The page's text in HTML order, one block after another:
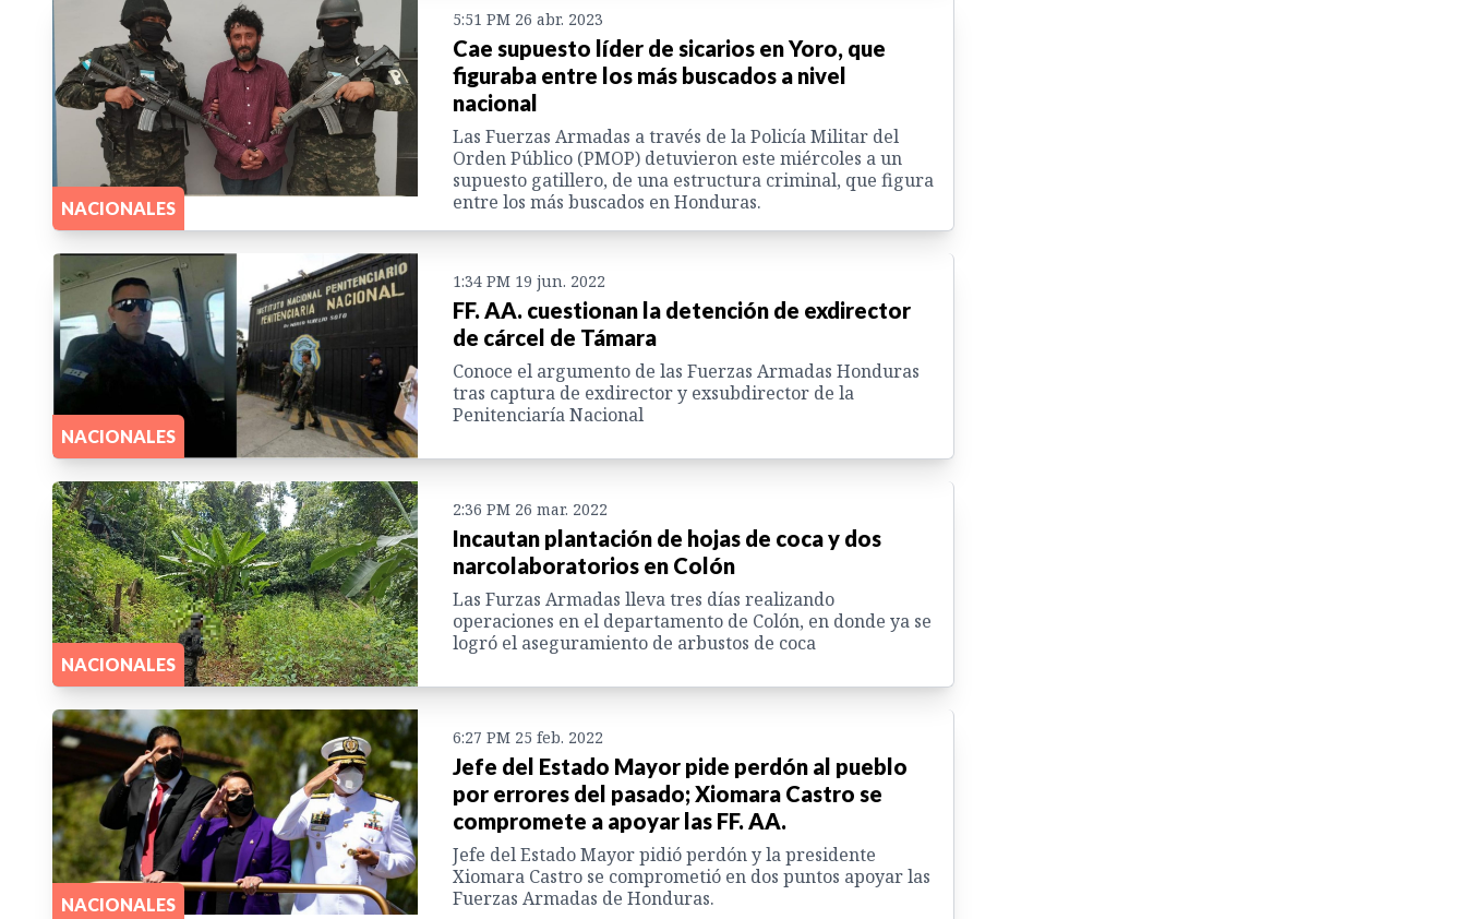
NACIONALES
5:51 PM 26 abr. 2023
Cae supuesto líder de sicarios en Yoro, que
figuraba entre los más buscados a nivel
nacional
Las Fuerzas Armadas a través de la Policía Militar del
Orden Público (PMOP) detuvieron este miércoles a un
supuesto gatillero, de una estructura criminal, que figura
entre los más buscados en Honduras.
NACIONALES
1:34 PM 19 jun. 2022
FF. AA. cuestionan la detención de exdirector
de cárcel de Támara
Conoce el argumento de las Fuerzas Armadas Honduras
tras captura de exdirector y exsubdirector de la
Penitenciaría Nacional
NACIONALES
2:36 PM 26 mar. 2022
Incautan plantación de hojas de coca y dos
narcolaboratorios en Colón
Las Furzas Armadas lleva tres días realizando
operaciones en el departamento de Colón, en donde ya se
logró el aseguramiento de arbustos de coca
NACIONALES
6:27 PM 25 feb. 2022
Jefe del Estado Mayor pide perdón al pueblo
por errores del pasado; Xiomara Castro se
compromete a apoyar las FF. AA.
Jefe del Estado Mayor pidió perdón y la presidente
Xiomara Castro se comprometió en dos puntos apoyar las
Fuerzas Armadas de Honduras.